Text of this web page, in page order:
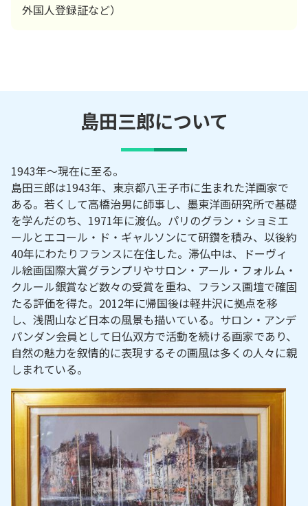
外国人登録証など）
島田三郎について
1943年～現在に至る。
島田三郎は1943年、東京都八王子市に生まれた洋画家で
ある。若くして高橋治男に師事し、墨東洋画研究所で基礎
を学んだのち、1971年に渡仏。パリのグラン・ショミエ
ールとエコール・ド・ギャルソンにて研鑽を積み、以後約
40年にわたりフランスに在住した。滞仏中は、ドーヴィ
ル絵画国際大賞グランプリやサロン・アール・フォルム・
クルール銀賞など数々の受賞を重ね、フランス画壇で確固
たる評価を得た。2012年に帰国後は軽井沢に拠点を移
し、浅間山など日本の風景も描いている。サロン・アンデ
パンダン会員として日仏双方で活動を続ける画家であり、
自然の魅力を叙情的に表現するその画風は多くの人々に親
しまれている。